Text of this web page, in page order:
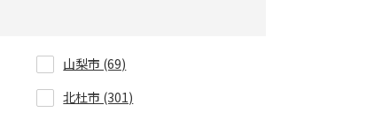
山梨市 (69)
北杜市 (301)